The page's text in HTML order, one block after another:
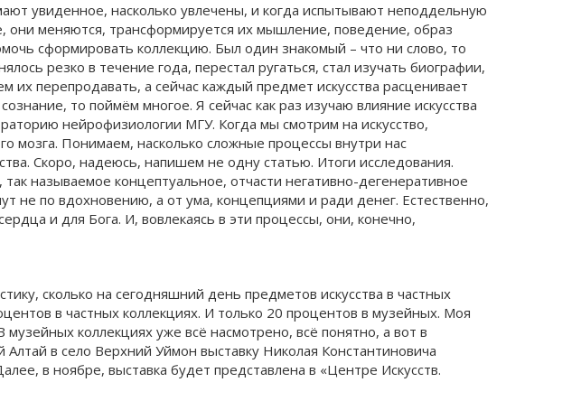
увиденное, насколько увлечены, и когда испытывают неподдельную
они меняются, трансформируется их мышление, поведение, образ
сформировать коллекцию. Был один знакомый – что ни слово, то
резко в течение года, перестал ругаться, стал изучать биографии,
перепродавать, а сейчас каждый предмет искусства расценивает
то поймём многое. Я сейчас как раз изучаю влияние искусства
нейрофизиологии МГУ. Когда мы смотрим на искусство,
мозга. Понимаем, насколько сложные процессы внутри нас
Скоро, надеюсь, напишем не одну статью. Итоги исследования.
называемое концептуальное, отчасти негативно-дегенеративное
не по вдохновению, а от ума, концепциями и ради денег. Естественно,
и для Бога. И, вовлекаясь в эти процессы, они, конечно,
сколько на сегодняшний день предметов искусства в частных
в частных коллекциях. И только 20 процентов в музейных. Моя
коллекциях уже всё насмотрено, всё понятно, а вот в
в село Верхний Уймон выставку Николая Константиновича
в ноябре, выставка будет представлена в «Центре Искусств.